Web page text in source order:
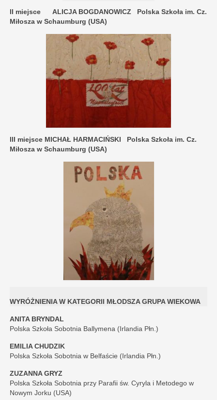
II miejsce ALICJA BOGDANOWICZ Polska Szkoła im. Cz.
Miłosza w Schaumburg (USA)
III miejsce MICHAŁ HARMACIŃSKI Polska Szkoła im. Cz.
Miłosza w Schaumburg (USA)
WYRÓŻNIENIA W KATEGORII MŁODSZA GRUPA WIEKOWA
ANITA BRYNDAL
Polska Szkoła Sobotnia Ballymena (Irlandia Płn.)
EMILIA CHUDZIK
Polska Szkoła Sobotnia w Belfaście (Irlandia Płn.)
ZUZANNA GRYZ
Polska Szkoła Sobotnia przy Parafii św. Cyryla i Metodego w
Nowym Jorku (USA)